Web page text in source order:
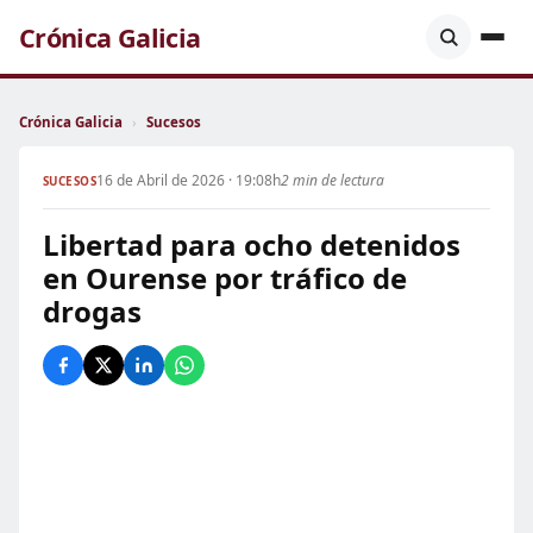
Crónica Galicia
Crónica Galicia › Sucesos
SUCESOS16 de Abril de 2026 · 19:08h2 min de lectura
Libertad para ocho detenidos
en Ourense por tráfico de
drogas